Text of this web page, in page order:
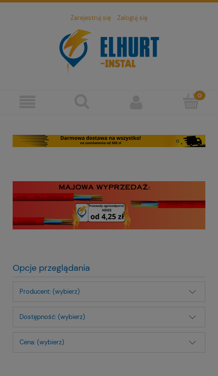
Zarejestruj się Zaloguj się
Opcje przeglądania
Producent: (wybierz)
Dostępność: (wybierz)
Cena: (wybierz)